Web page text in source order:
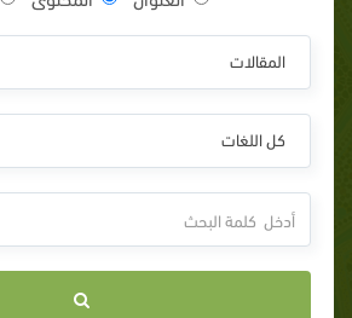
المقالات
كل اللغات